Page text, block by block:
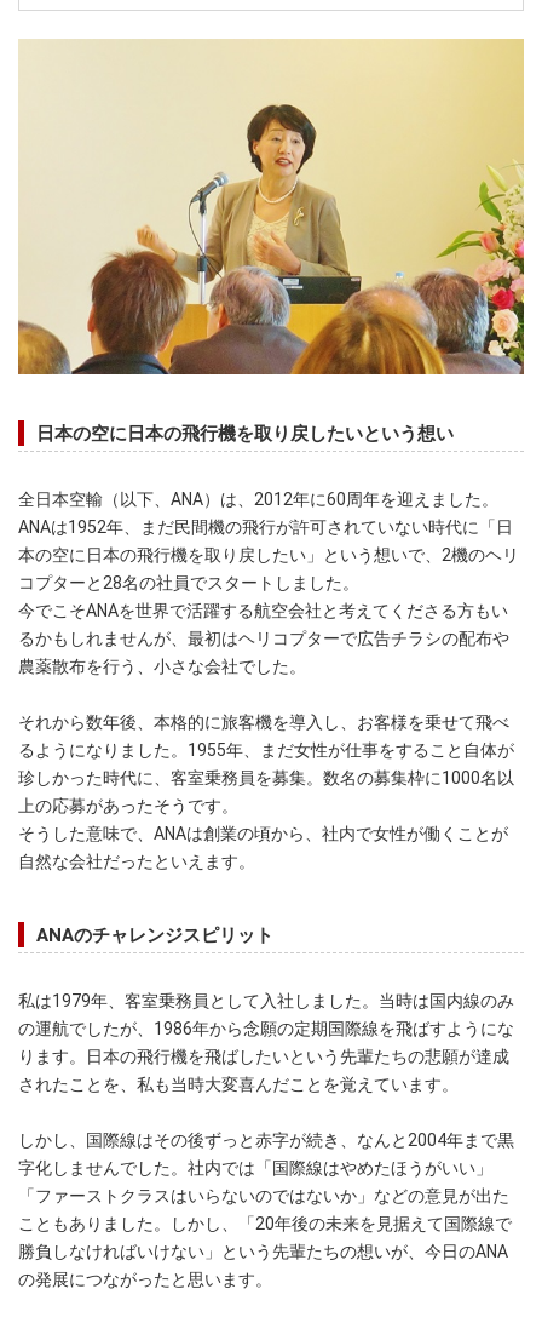
日本の空に日本の飛行機を取り戻したいという想い
全日本空輸（以下、ANA）は、2012年に60周年を迎えました。
ANAは1952年、まだ民間機の飛行が許可されていない時代に「日
本の空に日本の飛行機を取り戻したい」という想いで、2機のヘリ
コプターと28名の社員でスタートしました。
今でこそANAを世界で活躍する航空会社と考えてくださる方もい
るかもしれませんが、最初はヘリコプターで広告チラシの配布や
農薬散布を行う、小さな会社でした。
それから数年後、本格的に旅客機を導入し、お客様を乗せて飛べ
るようになりました。1955年、まだ女性が仕事をすること自体が
珍しかった時代に、客室乗務員を募集。数名の募集枠に1000名以
上の応募があったそうです。
そうした意味で、ANAは創業の頃から、社内で女性が働くことが
自然な会社だったといえます。
ANAのチャレンジスピリット
私は1979年、客室乗務員として入社しました。当時は国内線のみ
の運航でしたが、1986年から念願の定期国際線を飛ばすようにな
ります。日本の飛行機を飛ばしたいという先輩たちの悲願が達成
されたことを、私も当時大変喜んだことを覚えています。
しかし、国際線はその後ずっと赤字が続き、なんと2004年まで黒
字化しませんでした。社内では「国際線はやめたほうがいい」
「ファーストクラスはいらないのではないか」などの意見が出た
こともありました。しかし、「20年後の未来を見据えて国際線で
勝負しなければいけない」という先輩たちの想いが、今日のANA
の発展につながったと思います。